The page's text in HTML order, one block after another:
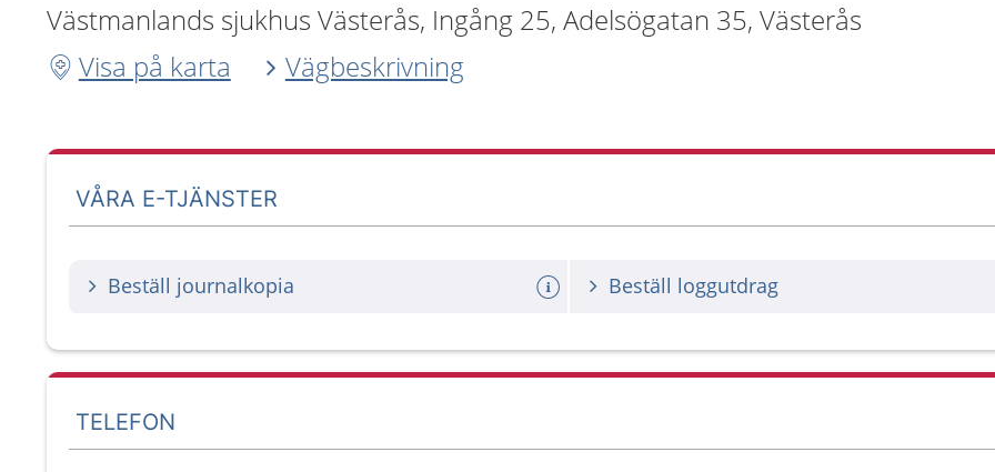
Västmanlands sjukhus Västerås, Ingång 25, Adelsögatan 35, Västerås
Visa på karta
Vägbeskrivning
VÅRA E-TJÄNSTER
Beställ journalkopia Beställ loggutdrag
TELEFON